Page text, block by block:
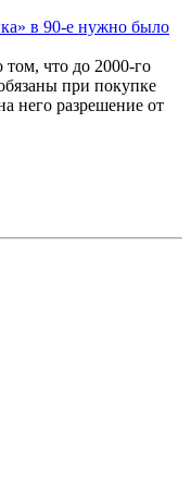
в 90-е нужно было
что до 2000-го
при покупке
него разрешение от